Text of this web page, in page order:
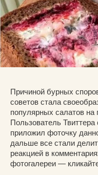
Причиной бурных
советов стала
популярных салатов
Пользователь
приложил фоточку
дальше все стали
реакцией в
фотогалереи —